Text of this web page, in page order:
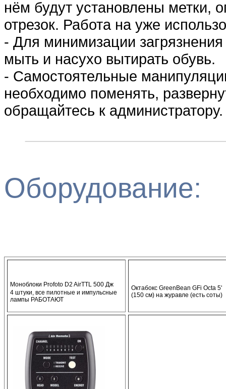
нём будут установлены метки,
отрезок. Работа на уже
- Для минимизации
мыть и насухо вытирать обувь.
- Самостоятельные
необходимо поменять,
обращайтесь к администратору.
Оборудование:
Моноблоки Profoto D2 AirTTL 500 Дж
4 штуки, все пилотные и импульсные
лампы РАБОТАЮТ
Октабокс GreenBean GFi Octa 5'
(150 см) на журавле (есть соты)